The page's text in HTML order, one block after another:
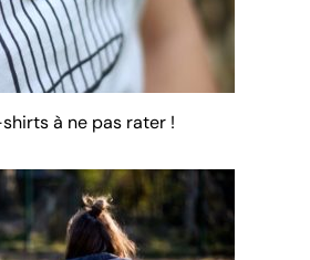
à ne pas rater !